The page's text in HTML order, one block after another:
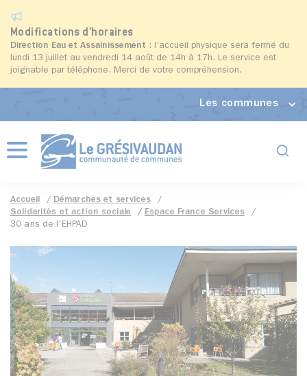
Modifications d'horaires
Direction Eau et Assainissement : l'accueil physique sera fermé du
lundi 13 juillet au vendredi 14 août de 14h à 17h. Le service est
joignable par téléphone. Merci de votre compréhension.
Les communes
Menu
Accueil
Démarches et services
Solidarités et action sociale
Espace France Services
30 ans de l'EHPAD